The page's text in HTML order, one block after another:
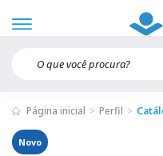
Página inicial Perfil
Novo